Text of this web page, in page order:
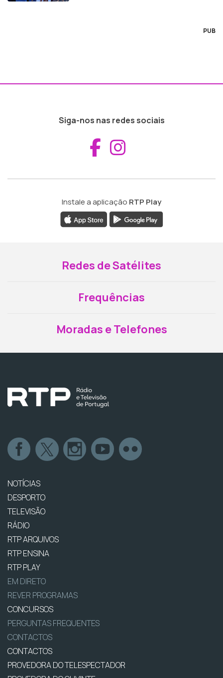
PUB
Siga-nos nas redes sociais
Aceder ao
Instale a aplicação RTP Play
Redes de Satélites
Frequências
Moradas e Telefones
NOTÍCIAS
DESPORTO
TELEVISÃO
RÁDIO
RTP ARQUIVOS
RTP ENSINA
RTP PLAY
EM DIRETO
REVER PROGRAMAS
CONCURSOS
PERGUNTAS FREQUENTES
CONTACTOS
CONTACTOS
PROVEDORA DO TELESPECTADOR